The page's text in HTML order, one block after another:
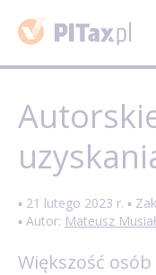
▪ 21 lutego 2023 r. ▪
▪ Autor: Mateusz Musiał
Większość